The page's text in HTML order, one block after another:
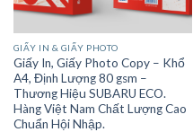
GIẤY IN & GIẤY PHOTO
Giấy In, Giấy Photo Copy – Khổ
A4, Định Lượng 80 gsm –
Thương Hiệu SUBARU ECO.
Hàng Việt Nam Chất Lượng Cao
Chuẩn Hội Nhập.